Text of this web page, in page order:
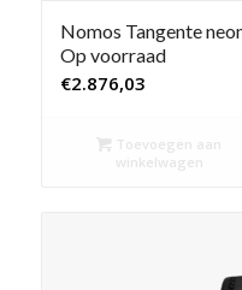
Nomos Tangente
Op voorraad
€2.876,03
Toevoegen aan
winkelwagen